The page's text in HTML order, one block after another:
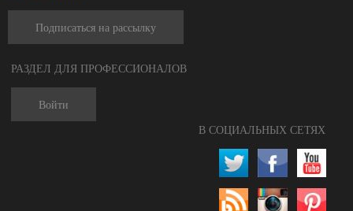
Подписаться на рассылку
РАЗДЕЛ ДЛЯ ПРОФЕССИОНАЛОВ
Войти
В СОЦИАЛЬНЫХ СЕТЯХ